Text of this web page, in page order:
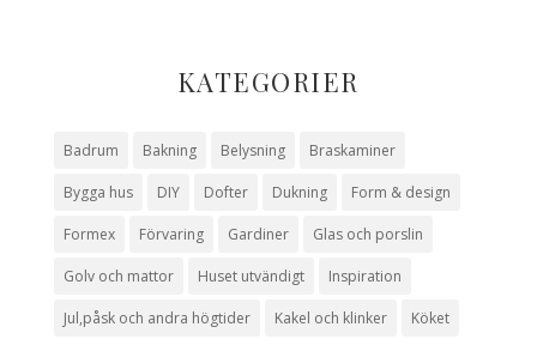
KATEGORIER
Badrum Bakning Belysning Braskaminer
Bygga hus DIY Dofter Dukning Form & design
Formex Förvaring Gardiner Glas och porslin
Golv och mattor Huset utvändigt Inspiration
Jul,påsk och andra högtider Kakel och klinker Köket